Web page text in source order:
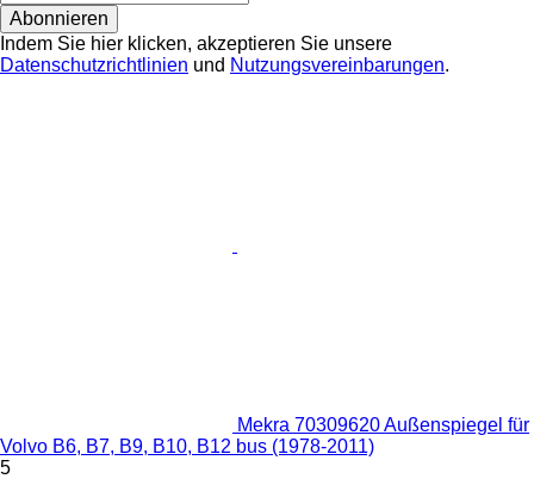
Abonnieren
Indem Sie hier klicken, akzeptieren Sie unsere
Datenschutzrichtlinien und Nutzungsvereinbarungen.
Mekra 70309620 Außenspiegel für
Volvo B6, B7, B9, B10, B12 bus (1978-2011)
5